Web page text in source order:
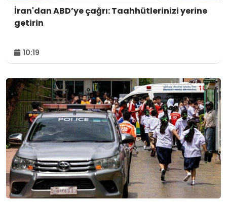
İran'dan ABD’ye çağrı: Taahhütlerinizi yerine
getirin
10:19